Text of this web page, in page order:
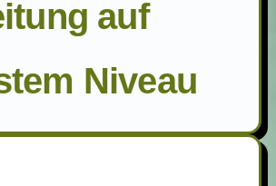
auf
Niveau